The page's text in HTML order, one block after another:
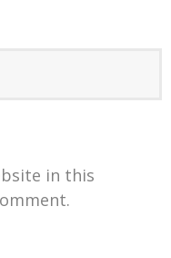
in this